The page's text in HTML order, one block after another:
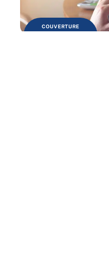
COUVERTURE